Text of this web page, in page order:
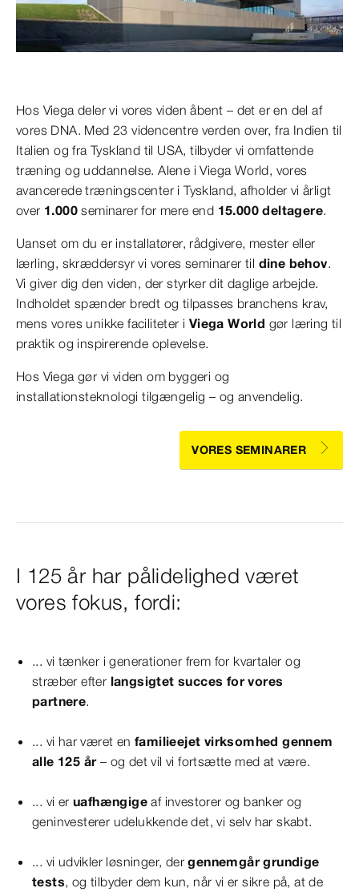
Hos Viega deler vi vores viden åbent – det er en del af
vores DNA. Med 23 videncentre verden over, fra Indien til
Italien og fra Tyskland til USA, tilbyder vi omfattende
træning og uddannelse. Alene i Viega World, vores
avancerede træningscenter i Tyskland, afholder vi årligt
over 1.000 seminarer for mere end 15.000 deltagere.
Uanset om du er installatører, rådgivere, mester eller
lærling, skræddersyr vi vores seminarer til dine behov.
Vi giver dig den viden, der styrker dit daglige arbejde.
Indholdet spænder bredt og tilpasses branchens krav,
mens vores unikke faciliteter i Viega World gør læring til
praktik og inspirerende oplevelse.
Hos Viega gør vi viden om byggeri og
installationsteknologi tilgængelig – og anvendelig.
VORES SEMINARER
I 125 år har pålidelighed været
vores fokus, fordi:
... vi tænker i generationer frem for kvartaler og
stræber efter langsigtet succes for vores
partnere.
... vi har været en familieejet virksomhed gennem
alle 125 år– og det vil vi fortsætte med at være.
... vi er uafhængige af investorer og banker og
geninvesterer udelukkende det, vi selv har skabt.
... vi udvikler løsninger, dergennemgår grundige
tests, og tilbyder dem kun, når vi er sikre på, at de